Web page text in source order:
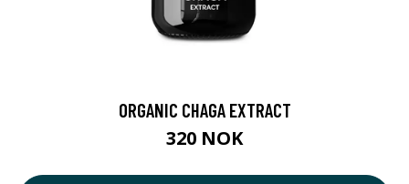
ORGANIC CHAGA EXTRACT
320 NOK